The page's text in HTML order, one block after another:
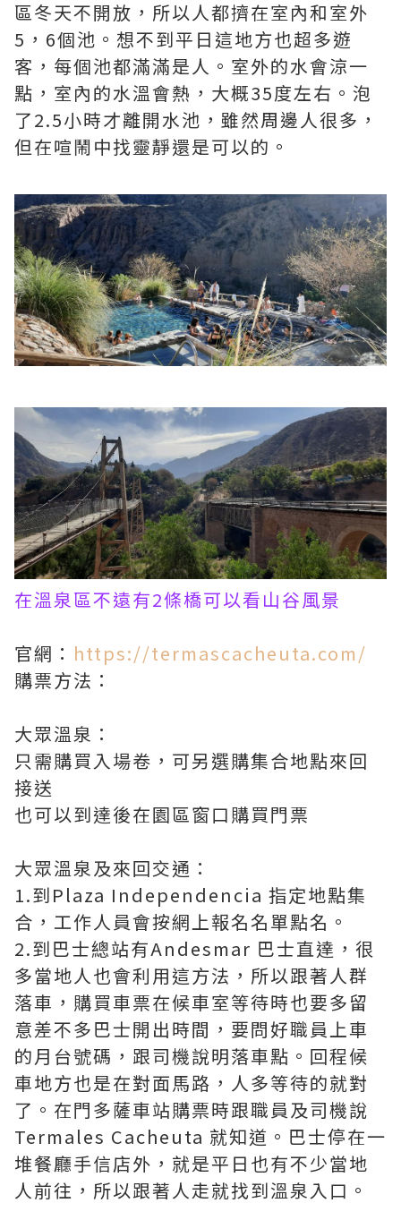
區冬天不開放，所以人都擠在室內和室外
5，6個池。想不到平日這地方也超多遊
客，每個池都滿滿是人。室外的水會涼一
點，室內的水溫會熱，大概35度左右。泡
了2.5小時才離開水池，雖然周邊人很多，
但在喧鬧中找靈靜還是可以的。
在溫泉區不遠有2條橋可以看山谷風景
官網： https://termascacheuta.com/
購票方法：
大眾溫泉：
只需購買入場卷，可另選購集合地點來回
接送
也可以到達後在園區窗口購買門票
大眾溫泉及來回交通：
1.到Plaza Independencia 指定地點集
合，工作人員會按網上報名名單點名。
2.到巴士總站有Andesmar 巴士直達，很
多當地人也會利用這方法，所以跟著人群
落車，購買車票在候車室等待時也要多留
意差不多巴士開出時間，要問好職員上車
的月台號碼，跟司機說明落車點。回程候
車地方也是在對面馬路，人多等待的就對
了。在門多薩車站購票時跟職員及司機說
Termales Cacheuta 就知道。巴士停在一
堆餐廳手信店外，就是平日也有不少當地
人前往，所以跟著人走就找到溫泉入口。